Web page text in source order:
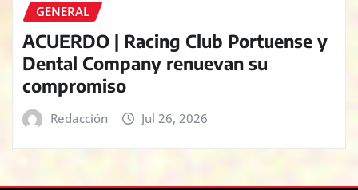
GENERAL
ACUERDO | Racing Club Portuense y
Dental Company renuevan su
compromiso
Redacción Jul 26, 2026